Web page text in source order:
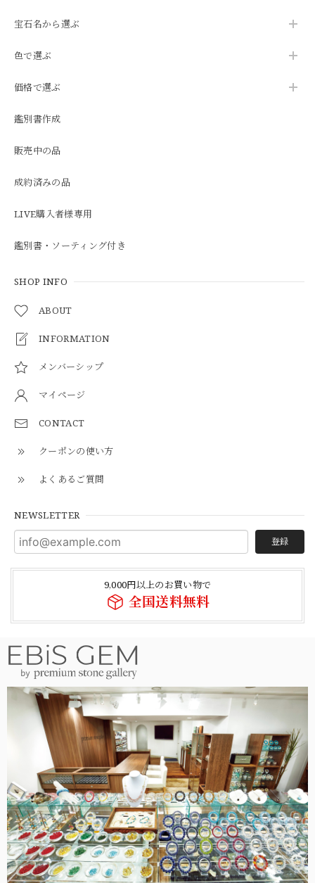
宝石名から選ぶ
色で選ぶ
価格で選ぶ
鑑別書作成
販売中の品
成約済みの品
LIVE購入者様専用
鑑別書・ソーティング付き
SHOP INFO
ABOUT
INFORMATION
メンバーシップ
マイページ
CONTACT
クーポンの使い方
よくあるご質問
NEWSLETTER
登録
9,000円以上のお買い物で
全国送料無料